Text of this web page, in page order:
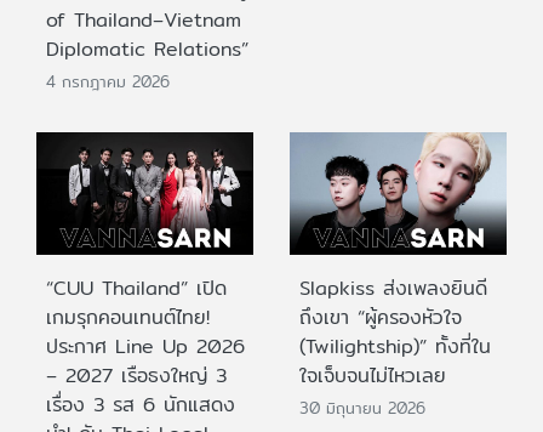
of Thailand–Vietnam
Diplomatic Relations”
4 กรกฎาคม 2026
“CUU Thailand” เปิด
เกมรุกคอนเทนต์ไทย!
ประกาศ Line Up 2026
– 2027 เรือธงใหญ่ 3
เรื่อง 3 รส 6 นักแสดง
Slapkiss ส่งเพลงยินดี
ถึงเขา “ผู้ครองหัวใจ
(Twilightship)” ทั้งที่ใน
ใจเจ็บจนไม่ไหวเลย
30 มิถุนายน 2026